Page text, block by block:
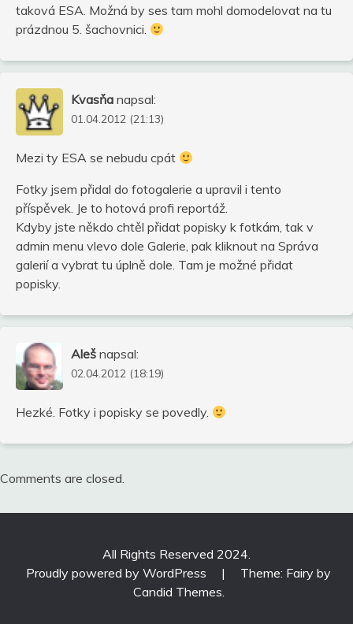
taková ESA. Možná by ses tam mohl domodelovat na tu
prázdnou 5. šachovnici.
Kvasňa napsal:
01.04.2012 (21:13)
Mezi ty ESA se nebudu cpát
Fotky jsem přidal do fotogalerie a upravil i tento
příspěvek. Je to hotová profi reportáž.
Kdyby jste někdo chtěl přidat popisky k fotkám, tak v
admin menu vlevo dole Galerie, pak kliknout na Správa
galerií a vybrat tu úplně dole. Tam je možné přidat
popisky.
Aleš napsal:
02.04.2012 (18:19)
Hezké. Fotky i popisky se povedly.
Comments are closed.
All Rights Reserved 2024.
Proudly powered by WordPress
|
Theme: Fairy by
Candid Themes